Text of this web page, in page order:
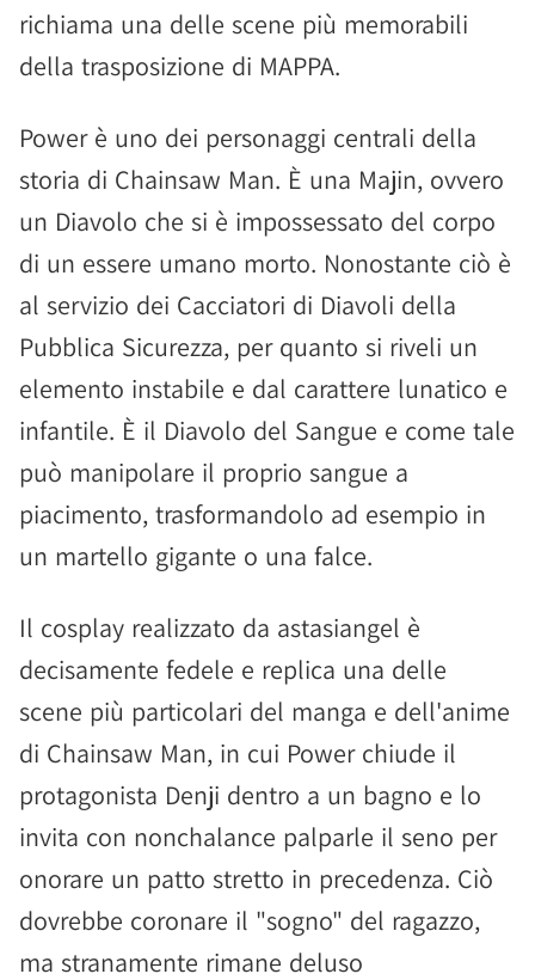
richiama una delle scene più memorabili
della trasposizione di MAPPA.
Power è uno dei personaggi centrali della
storia di Chainsaw Man. È una Majin, ovvero
un Diavolo che si è impossessato del corpo
di un essere umano morto. Nonostante ciò è
al servizio dei Cacciatori di Diavoli della
Pubblica Sicurezza, per quanto si riveli un
elemento instabile e dal carattere lunatico e
infantile. È il Diavolo del Sangue e come tale
può manipolare il proprio sangue a
piacimento, trasformandolo ad esempio in
un martello gigante o una falce.
Il cosplay realizzato da astasiangel è
decisamente fedele e replica una delle
scene più particolari del manga e dell'anime
di Chainsaw Man, in cui Power chiude il
protagonista Denji dentro a un bagno e lo
invita con nonchalance palparle il seno per
onorare un patto stretto in precedenza. Ciò
dovrebbe coronare il "sogno" del ragazzo,
ma stranamente rimane deluso